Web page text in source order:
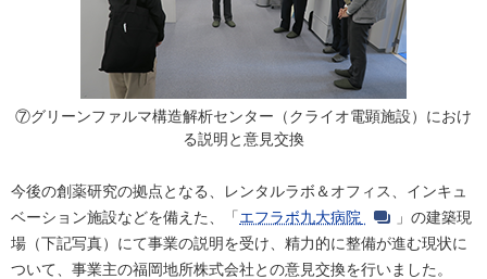
⑦グリーンファルマ構造解析センター（クライオ電顕施設）におけ
る説明と意見交換
今後の創薬研究の拠点となる、レンタルラボ＆オフィス、インキュ
ベーション施設などを備えた、「エフラボ九大病院
」の建築現
場（下記写真）にて事業の説明を受け、精力的に整備が進む現状に
ついて、事業主の福岡地所株式会社との意見交換を行いました。